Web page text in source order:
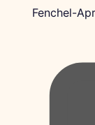
Fenchel-